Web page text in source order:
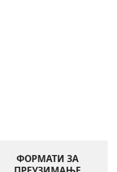
ФОРМАТИ ЗА